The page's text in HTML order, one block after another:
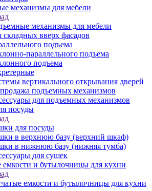
механизмы для мебели
механизмы для мебели
складных вверх фасадов
подъема
параллельного подъема
подъема
вертикального открывания дверей
подъемных механизмов
для подъемных механизмов
посуды
для посуды
в верхнюю базу (верхний шкаф)
в нижнюю базу (нижняя тумба)
для сушек
емкости и бутылочницы для кухни
емкости и бутылочницы для кухни